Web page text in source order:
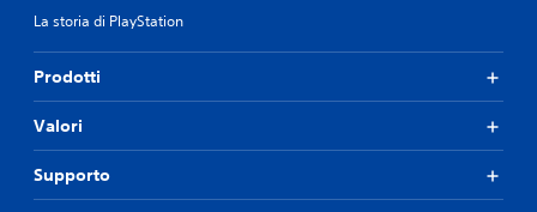
La storia di PlayStation
Prodotti
Valori
Supporto